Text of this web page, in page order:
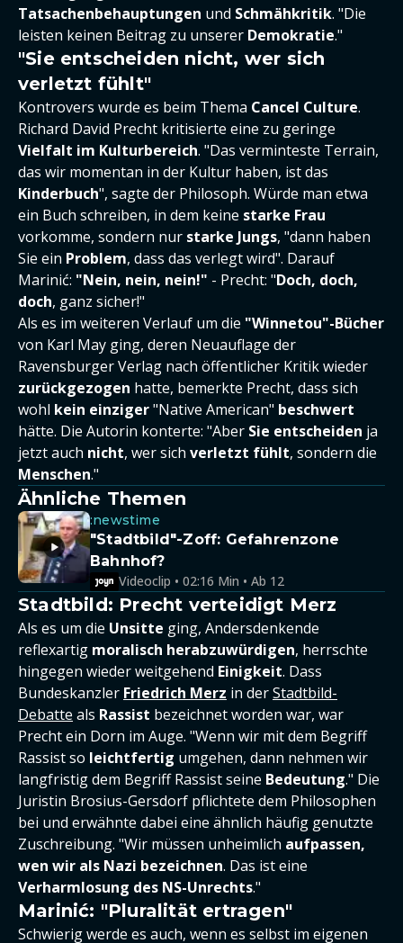
Tatsachenbehauptungen und Schmähkritik. "Die
leisten keinen Beitrag zu unserer Demokratie."
"Sie entscheiden nicht, wer sich
verletzt fühlt"
Kontrovers wurde es beim Thema Cancel Culture.
Richard David Precht kritisierte eine zu geringe
Vielfalt im Kulturbereich. "Das verminteste Terrain,
das wir momentan in der Kultur haben, ist das
Kinderbuch", sagte der Philosoph. Würde man etwa
ein Buch schreiben, in dem keine starke Frau
vorkomme, sondern nur starke Jungs, "dann haben
Sie ein Problem, dass das verlegt wird". Darauf
Marinić: "Nein, nein, nein!" - Precht: "Doch, doch,
doch, ganz sicher!"
Als es im weiteren Verlauf um die "Winnetou"-Bücher
von Karl May ging, deren Neuauflage der
Ravensburger Verlag nach öffentlicher Kritik wieder
zurückgezogen hatte, bemerkte Precht, dass sich
wohl kein einziger"Native American" beschwert
hätte. Die Autorin konterte: "Aber Sie entscheiden ja
jetzt auch nicht, wer sich verletzt fühlt, sondern die
Menschen."
Ähnliche Themen
:newstime
"Stadtbild"-Zoff: Gefahrenzone
Bahnhof?
Videoclip • 02:16 Min • Ab 12
Stadtbild: Precht verteidigt Merz
Als es um die Unsitte ging, Andersdenkende
reflexartig moralisch herabzuwürdigen, herrschte
hingegen wieder weitgehend Einigkeit. Dass
Bundeskanzler Friedrich Merz in derStadtbild-
Debatte als Rassist bezeichnet worden war, war
Precht ein Dorn im Auge. "Wenn wir mit dem Begriff
Rassist so leichtfertig umgehen, dann nehmen wir
langfristig dem Begriff Rassist seine Bedeutung." Die
Juristin Brosius-Gersdorf pflichtete dem Philosophen
bei und erwähnte dabei eine ähnlich häufig genutzte
Zuschreibung. "Wir müssen unheimlich aufpassen,
wen wir als Nazi bezeichnen. Das ist eine
Verharmlosung des NS-Unrechts."
Marinić: "Pluralität ertragen"
Schwierig werde es auch, wenn es selbst im eigenen